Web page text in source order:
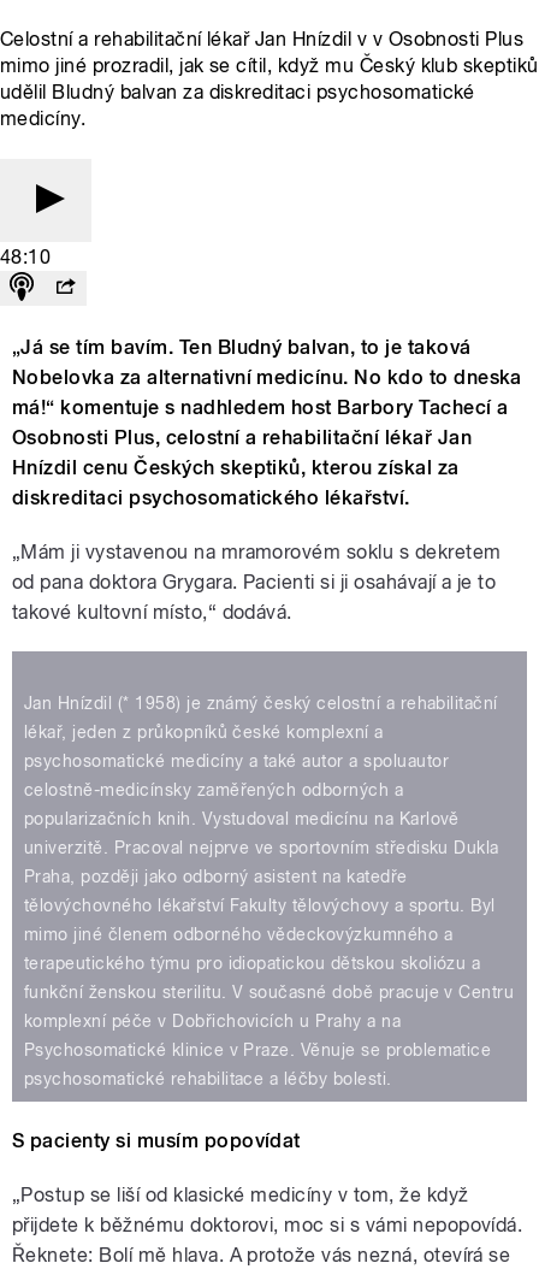
Celostní a rehabilitační lékař Jan Hnízdil v v Osobnosti Plus
mimo jiné prozradil, jak se cítil, když mu Český klub skeptiků
udělil Bludný balvan za diskreditaci psychosomatické
medicíny.
48:10
„Já se tím bavím. Ten Bludný balvan, to je taková
Nobelovka za alternativní medicínu. No kdo to dneska
má!“ komentuje s nadhledem host Barbory Tachecí a
Osobnosti Plus, celostní a rehabilitační lékař Jan
Hnízdil cenu Českých skeptiků, kterou získal za
diskreditaci psychosomatického lékařství.
„Mám ji vystavenou na mramorovém soklu s dekretem
od pana doktora Grygara. Pacienti si ji osahávají a je to
takové kultovní místo,“ dodává.
Jan Hnízdil (* 1958) je známý český celostní a rehabilitační
lékař, jeden z průkopníků české komplexní a
psychosomatické medicíny a také autor a spoluautor
celostně-medicínsky zaměřených odborných a
popularizačních knih. Vystudoval medicínu na Karlově
univerzitě. Pracoval nejprve ve sportovním středisku Dukla
Praha, později jako odborný asistent na katedře
tělovýchovného lékařství Fakulty tělovýchovy a sportu. Byl
mimo jiné členem odborného vědeckovýzkumného a
terapeutického týmu pro idiopatickou dětskou skoliózu a
funkční ženskou sterilitu. V současné době pracuje v Centru
komplexní péče v Dobřichovicích u Prahy a na
Psychosomatické klinice v Praze. Věnuje se problematice
psychosomatické rehabilitace a léčby bolesti.
S pacienty si musím popovídat
„Postup se liší od klasické medicíny v tom, že když
přijdete k běžnému doktorovi, moc si s vámi nepopovídá.
Řeknete: Bolí mě hlava. A protože vás nezná, otevírá se